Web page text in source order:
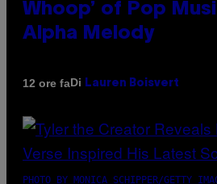
Whoop’ of Pop
Alpha Melody
12 ore faDi Lauren Boisvert
PHOTO BY MONICA SCHIPPER/GETTY